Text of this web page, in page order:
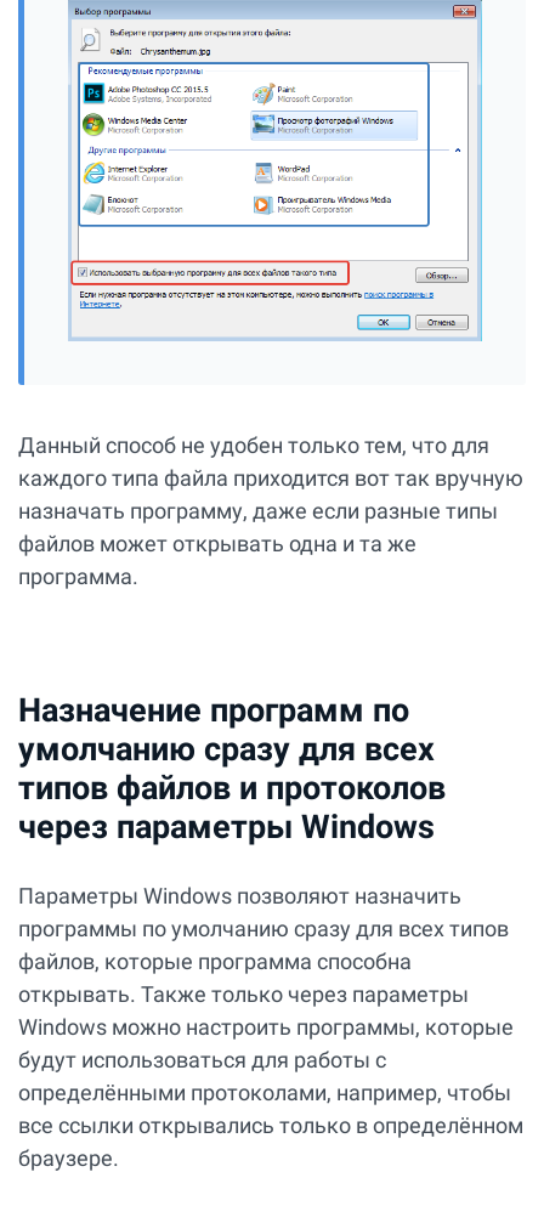
Данный способ не удобен только тем, что для
каждого типа файла приходится вот так вручную
назначать программу, даже если разные типы
файлов может открывать одна и та же
программа.
Назначение программ по
умолчанию сразу для всех
типов файлов и протоколов
через параметры Windows
Параметры Windows позволяют назначить
программы по умолчанию сразу для всех типов
файлов, которые программа способна
открывать. Также только через параметры
Windows можно настроить программы, которые
будут использоваться для работы с
определёнными протоколами, например, чтобы
все ссылки открывались только в определённом
браузере.